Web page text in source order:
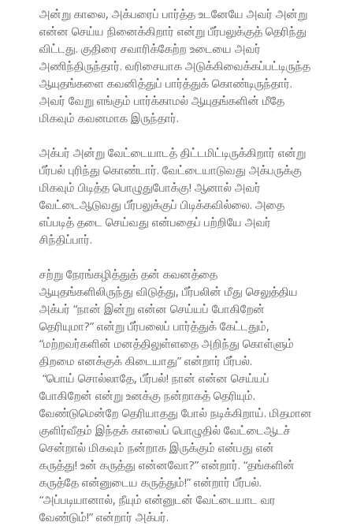
அன்று காலை, அக்பரைப் பார்த்த உடனேயே அவர் அன்று
என்ன செய்ய நினைக்கிறார் என்று பீர்பலுக்குத் தெரிந்து
விட்டது. குதிரை சவாரிக்கேற்ற உடையை அவர்
அணிந்திருந்தார். வரிசையாக அடுக்கிவைக்கப்பட்டிருந்த
ஆயுதங்களை கவனித்துப் பார்த்துக் கொண்டிருந்தார்.
அவர் வேறு எங்கும் பார்க்காமல் ஆயுதங்களின் மீதே
மிகவும் கவனமாக இருந்தார்.
அக்பர் அன்று வேட்டையாடத் திட்டமிட்டிருக்கிறார் என்று
பீர்பல் புரிந்து கொண்டார். வேட்டையாடுவது அக்பருக்கு
மிகவும் பிடித்த பொழுதுபோக்கு! ஆனால் அவர்
வேட்டைஆடுவது பீர்பலுக்குப் பிடிக்கவில்லை. அதை
எப்படித் தடை செய்வது என்பதைப் பற்றியே அவர்
சிந்திப்பார்.
சற்று நேரங்கழித்துத் தன் கவனத்தை
ஆயுதங்களிலிருந்து விடுத்து, பீர்பலின் மீது செலுத்திய
அக்பர் “நான் இன்று என்ன செய்யப் போகிறேன்
தெரியுமா?” என்று பீர்பலைப் பார்த்துக் கேட்டதும்,
“மற்றவர்களின் மனத்திலுள்ளதை அறிந்து கொள்ளும்
திறமை எனக்குக் கிடையாது” என்றார் பீர்பல்.
“பொய் சொல்லாதே, பீர்பல்! நான் என்ன செய்யப்
போகிறேன் என்று உனக்கு நன்றாகத் தெரியும்.
வேண்டுமென்றே தெரியாதது போல் நடிக்கிறாய். மிதமான
குளிர்வீதம் இந்தக் காலைப் பொழுதில் வேட்டைஆடச்
சென்றால் மிகவும் நன்றாக இருக்கும் என்பது என்
கருத்து! உன் கருத்து என்னவோ?” என்றார். “தங்களின்
கருத்தே என்னுடைய கருத்தும்!” என்றார் பீர்பல்.
“அப்படியானால், நீயும் என்னுடன் வேட்டையாட வர
வேண்டும்!” என்றார் அக்பர்.